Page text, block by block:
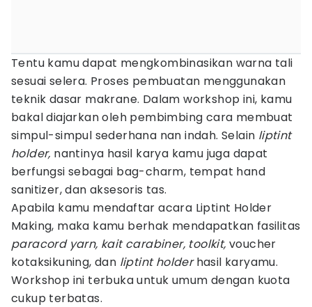
Tentu kamu dapat mengkombinasikan warna tali
sesuai selera. Proses pembuatan menggunakan
teknik dasar makrane. Dalam workshop ini, kamu
bakal diajarkan oleh pembimbing cara membuat
simpul-simpul sederhana nan indah. Selain liptint
holder, nantinya hasil karya kamu juga dapat
berfungsi sebagai bag-charm, tempat hand
sanitizer, dan aksesoris tas.
Apabila kamu mendaftar acara Liptint Holder
Making, maka kamu berhak mendapatkan fasilitas
paracord yarn, kait carabiner, toolkit, voucher
kotaksikuning, dan liptint holderhasil karyamu.
Workshop ini terbuka untuk umum dengan kuota
cukup terbatas.